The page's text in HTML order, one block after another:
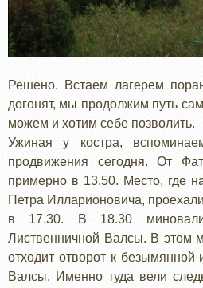
Решено. Встаем лагерем
догонят, мы продолжим путь
можем и хотим себе позволить.
Ужиная у костра,
продвижения сегодня. От
примерно в 13.50. Место, где
Петра Илларионовича,
в 17.30. В 18.30
Лиственничной Валсы. В этом
отходит отворот к безымянной
Валсы. Именно туда вели